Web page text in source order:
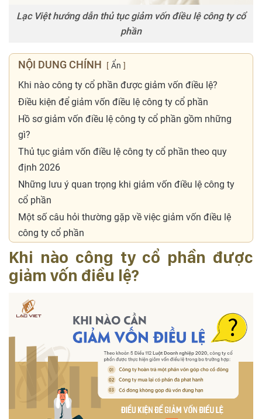
Lạc Việt hướng dẫn thủ tục giảm vốn điều lệ công ty cổ
phần
NỘI DUNG CHÍNH Ẩn
Khi nào công ty cổ phần được giảm vốn điều lệ?
Điều kiện để giảm vốn điều lệ công ty cổ phần
Hồ sơ giảm vốn điều lệ công ty cổ phần gồm những
gì?
Thủ tục giảm vốn điều lệ công ty cổ phần theo quy
định 2026
Những lưu ý quan trọng khi giảm vốn điều lệ công ty
cổ phần
Một số câu hỏi thường gặp về việc giảm vốn điều lệ
công ty cổ phần
Khi nào công ty cổ phần được
giảm vốn điều lệ?